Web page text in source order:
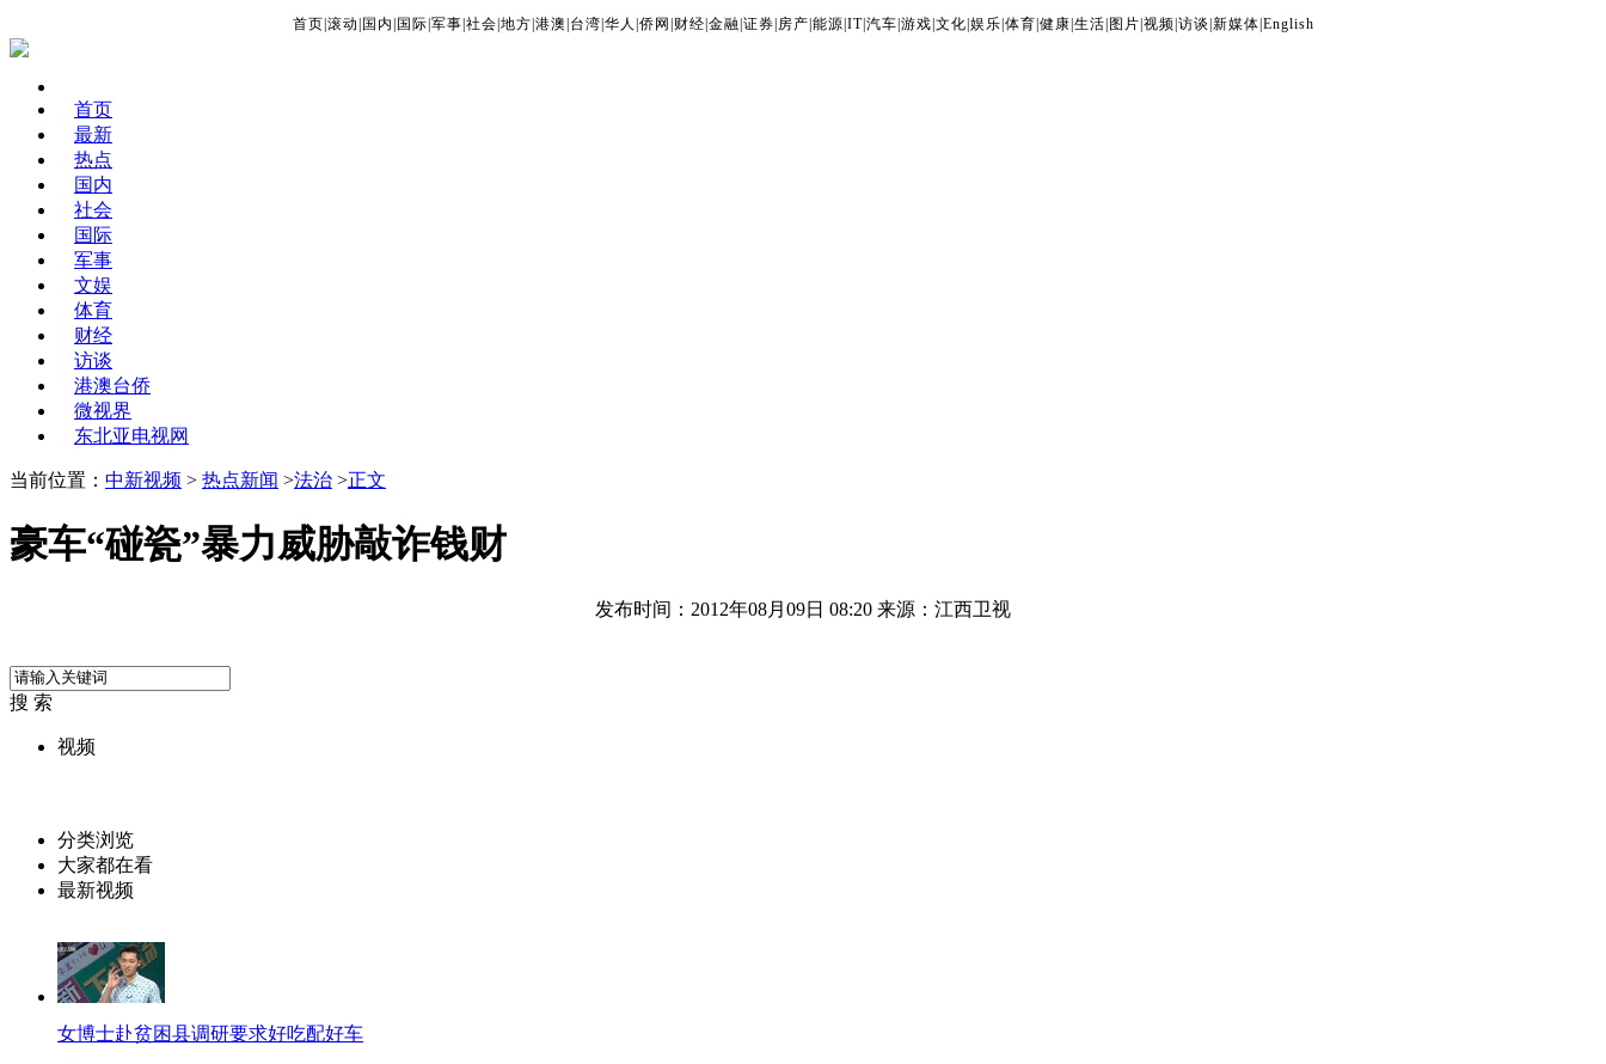
首页 滚动 国内 国际 军事 社会 地方 港澳 台湾 华人 侨网 财经 金融 证券 房产 能源 IT| 汽车 游戏 文化 娱乐 体育 健康 生活 图片 视频 访谈 新媒体 English
首页
最新
热点
国内
社会
国际
军事
文娱
体育
财经
访谈
港澳台侨
微视界
东北亚电视网
当前位置： 中新视频 > 热点新闻 >法治 >正文
豪车“碰瓷”暴力威胁敲诈钱财
发布时间：2012年08月09日 08:20 来源：江西卫视
搜 索
视频
分类浏览
大家都在看
最新视频
女博士赴贫困县调研要求好吃配好车